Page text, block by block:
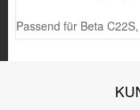
Passend für Beta